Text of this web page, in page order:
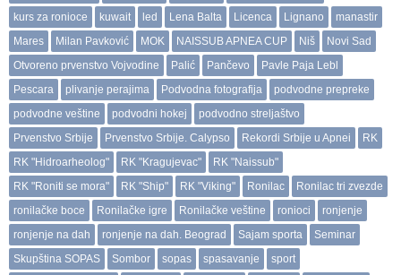
kurs za ronioce
kuwait led Lena Balta Licenca Lignano
manastir
Mares
Milan Pavković MOK NAISSUB APNEA CUP Niš
Novi Sad
Otvoreno prvenstvo Vojvodine
Palić Pančevo
Pavle Paja Lebl
Pescara
plivanje perajima Podvodna fotografija
podvodne prepreke
podvodne veštine
podvodni hokej
podvodno streljaštvo
Prvenstvo Srbije
Prvenstvo Srbije. Calypso Rekordi Srbije u Apnei
RK
RK "Hidroarheolog"
RK "Kragujevac"
RK "Naissub"
RK "Roniti se mora"
RK "Ship" RK "Viking" Ronilac
Ronilac tri zvezde
ronilačke boce
Ronilačke igre Ronilačke veštine ronioci
ronjenje
ronjenje na dah
ronjenje na dah. Beograd Sajam sporta
Seminar
Skupština SOPAS
Sombor sopas spasavanje
sport